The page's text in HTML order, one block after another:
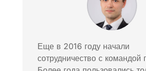
Еще в 2016 году начали
сотрудничество с командой